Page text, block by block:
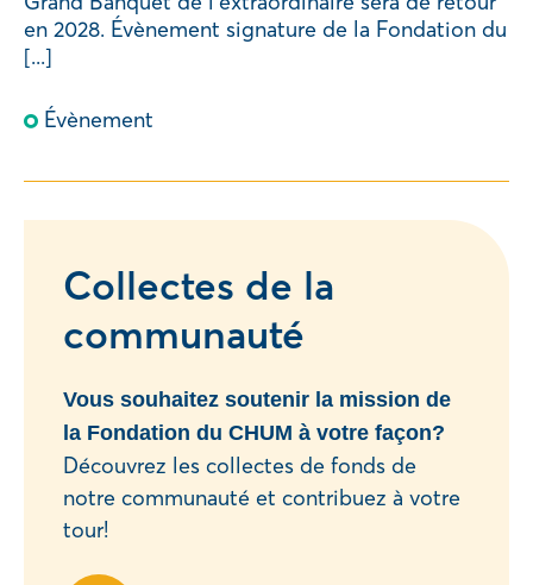
en 2028. Évènement signature de la Fondation du
[...]
Évènement
Collectes de la
communauté
Vous souhaitez soutenir la mission de
la Fondation du CHUM à votre façon?
Découvrez les collectes de fonds de
notre communauté et contribuez à votre
tour!